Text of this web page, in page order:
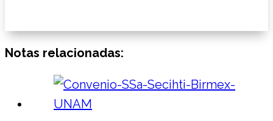
Notas relacionadas: